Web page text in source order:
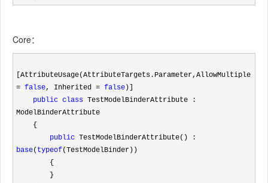
Core：
[AttributeUsage(AttributeTargets.Parameter,AllowMultiple
= false, Inherited = false )]
public class TestModelBinderAttribute :
ModelBinderAttribute
public
base( typeof(TestModelBinder))